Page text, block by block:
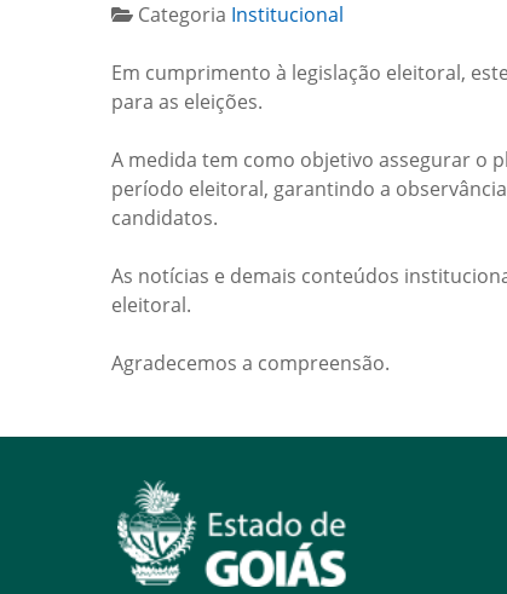
Categoria Institucional
Em cumprimento à legislação eleitoral,
para as eleições.
A medida tem como objetivo assegurar o
período eleitoral, garantindo a
candidatos.
As notícias e demais conteúdos
eleitoral.
Agradecemos a compreensão.